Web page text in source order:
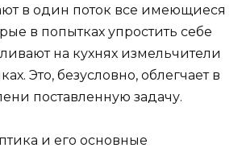
в один поток все имеющиеся
в попытках упростить себе
на кухнях измельчители
Это, безусловно, облегчает в
поставленную задачу.
и его основные